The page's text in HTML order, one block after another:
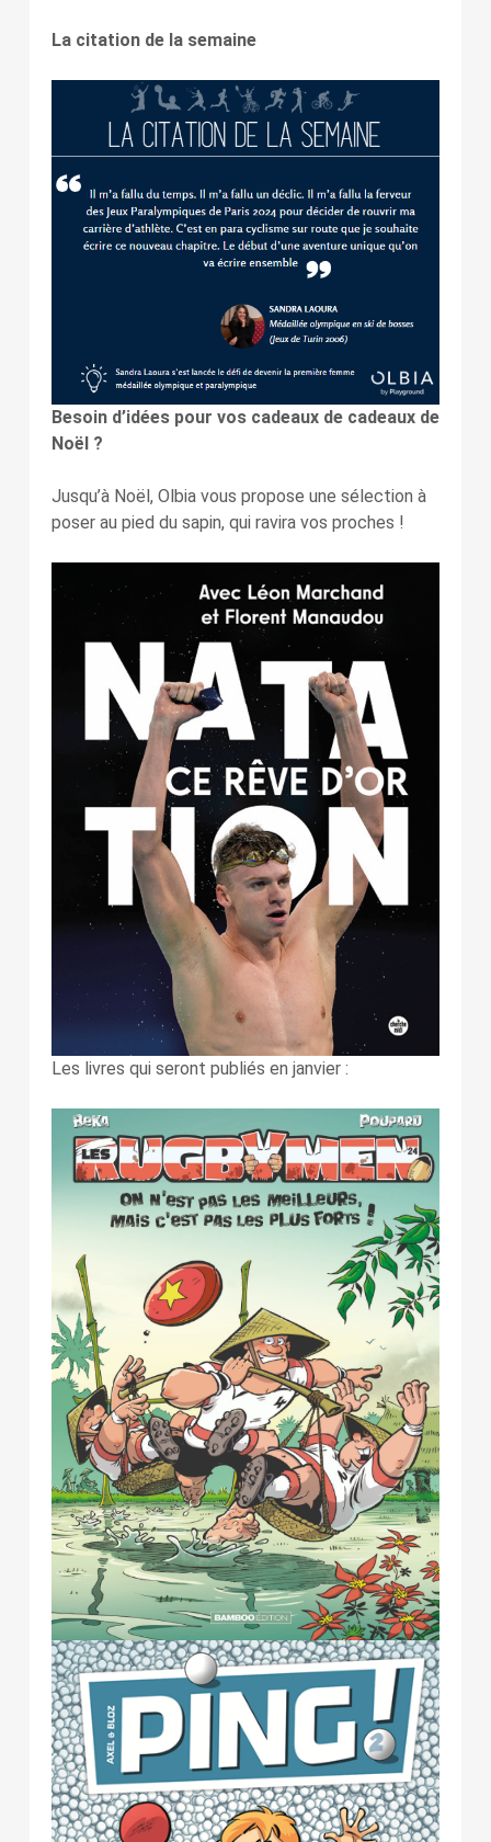
La citation de la semaine
Besoin d’idées pour vos cadeaux de cadeaux de
Noël ?
Jusqu’à Noël, Olbia vous propose une sélection à
poser au pied du sapin, qui ravira vos proches !
Les livres qui seront publiés en janvier :